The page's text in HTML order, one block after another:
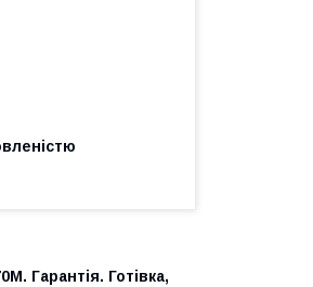
Гарантія. Готівка,